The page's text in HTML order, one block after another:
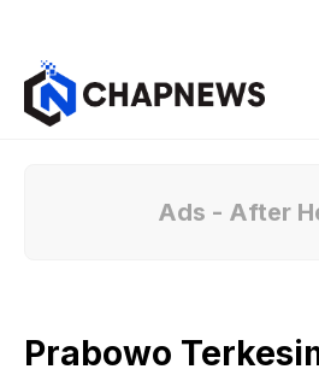
Ads - After
Prabowo